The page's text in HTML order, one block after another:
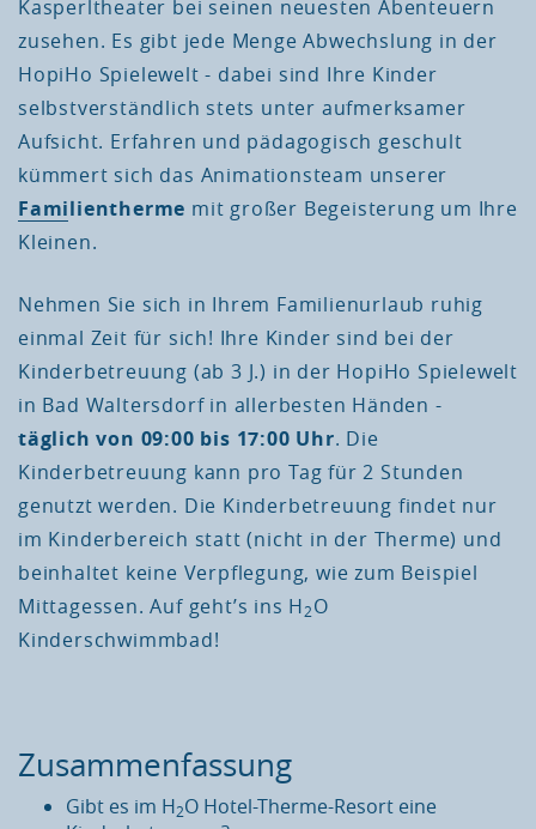
Kasperltheater bei seinen neuesten Abenteuern
zusehen. Es gibt jede Menge Abwechslung in der
HopiHo Spielewelt - dabei sind Ihre Kinder
selbstverständlich stets unter aufmerksamer
Aufsicht. Erfahren und pädagogisch geschult
kümmert sich das Animationsteam unserer
Familientherme mit großer Begeisterung um Ihre
Kleinen.
Nehmen Sie sich in Ihrem Familienurlaub ruhig
einmal Zeit für sich! Ihre Kinder sind bei der
Kinderbetreuung (ab 3 J.) in der HopiHo Spielewelt
in Bad Waltersdorf in allerbesten Händen -
täglich von 09:00 bis 17:00 Uhr. Die
Kinderbetreuung kann pro Tag für 2 Stunden
genutzt werden. Die Kinderbetreuung findet nur
im Kinderbereich statt (nicht in der Therme) und
beinhaltet keine Verpflegung, wie zum Beispiel
Mittagessen. Auf geht’s ins H2O
Kinderschwimmbad!
Zusammenfassung
Gibt es im H2O Hotel-Therme-Resort eine